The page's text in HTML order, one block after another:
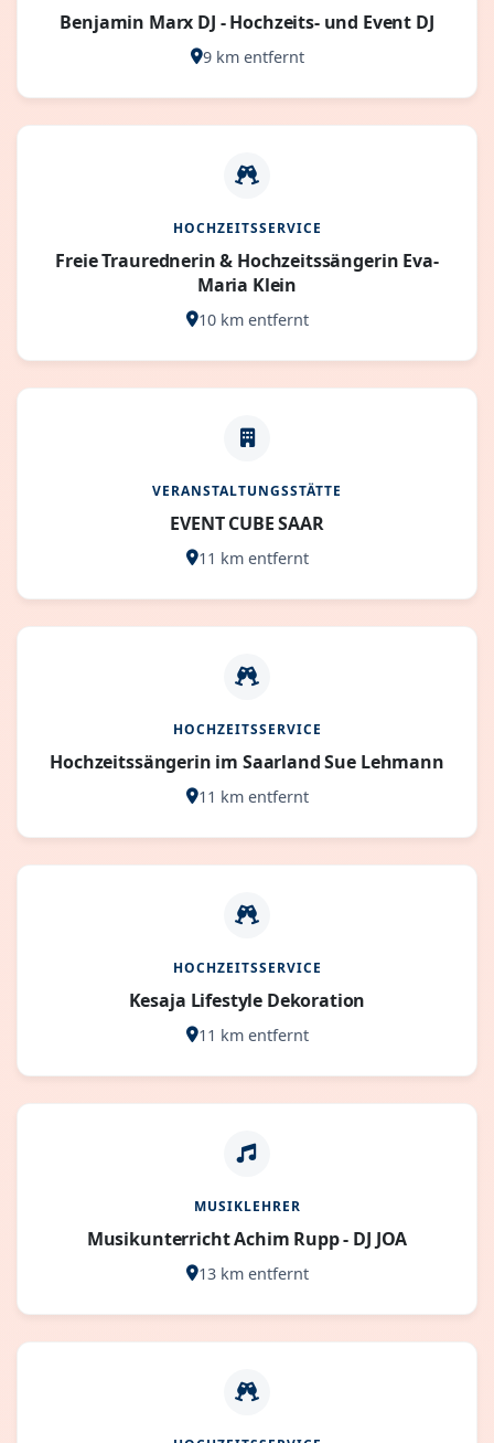
Benjamin Marx DJ - Hochzeits- und Event DJ
9 km entfernt
HOCHZEITSSERVICE
Freie Traurednerin & Hochzeitssängerin Eva-
Maria Klein
10 km entfernt
VERANSTALTUNGSSTÄTTE
EVENT CUBE SAAR
11 km entfernt
HOCHZEITSSERVICE
Hochzeitssängerin im Saarland Sue Lehmann
11 km entfernt
HOCHZEITSSERVICE
Kesaja Lifestyle Dekoration
11 km entfernt
MUSIKLEHRER
Musikunterricht Achim Rupp - DJ JOA
13 km entfernt